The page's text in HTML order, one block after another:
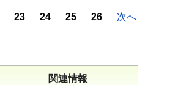
23 24 25 26 次へ
関連情報